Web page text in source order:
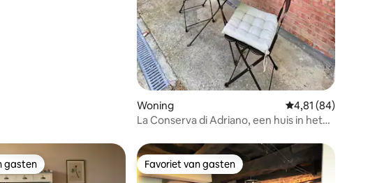
Woning Gemiddelde
4,81 (84)
La Conserva di Adriano, een huis in het
gasten
gasten Favoriet van gasten
Favoriet van gasten